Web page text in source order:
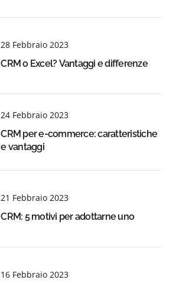
28 Febbraio 2023
CRM o Excel? Vantaggi e differenze
24 Febbraio 2023
CRM per e-commerce: caratteristiche
e vantaggi
21 Febbraio 2023
CRM: 5 motivi per adottarne uno
16 Febbraio 2023